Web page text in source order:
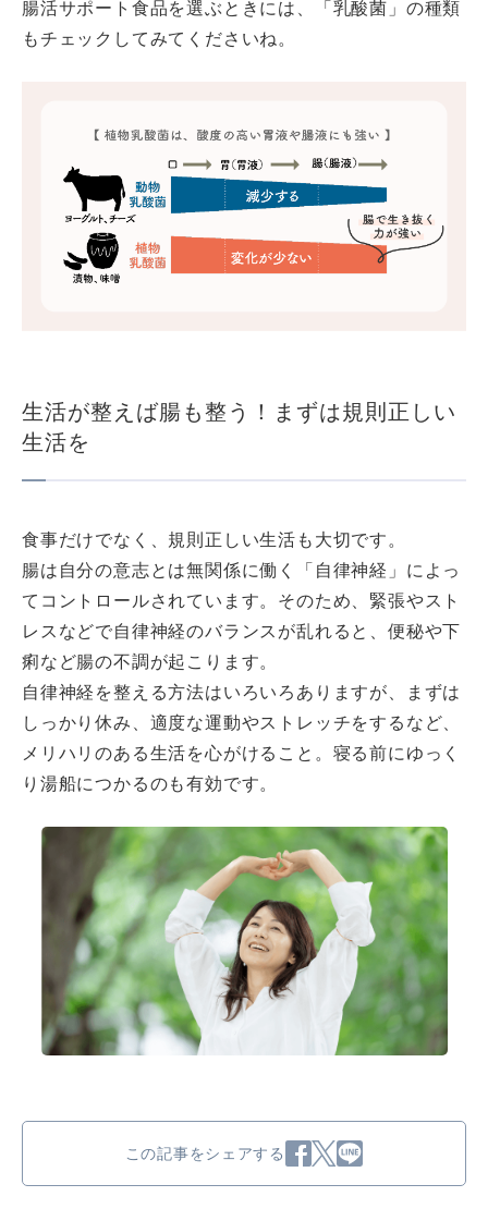
腸活サポート食品を選ぶときには、「乳酸菌」の種類
もチェックしてみてくださいね。
生活が整えば腸も整う！まずは規則正しい
生活を
食事だけでなく、規則正しい生活も大切です。
腸は自分の意志とは無関係に働く「自律神経」によっ
てコントロールされています。そのため、緊張やスト
レスなどで自律神経のバランスが乱れると、便秘や下
痢など腸の不調が起こります。
自律神経を整える方法はいろいろありますが、まずは
しっかり休み、適度な運動やストレッチをするなど、
メリハリのある生活を心がけること。寝る前にゆっく
り湯船につかるのも有効です。
この記事をシェアする